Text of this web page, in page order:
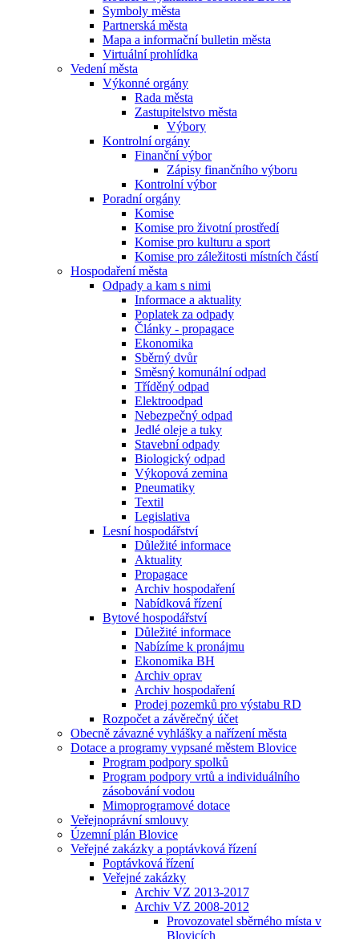
Symboly města
Partnerská města
Mapa a informační bulletin města
Virtuální prohlídka
Vedení města
Výkonné orgány
Rada města
Zastupitelstvo města
Výbory
Kontrolní orgány
Finanční výbor
Zápisy finančního výboru
Kontrolní výbor
Poradní orgány
Komise
Komise pro životní prostředí
Komise pro kulturu a sport
Komise pro záležitosti místních částí
Hospodaření města
Odpady a kam s nimi
Informace a aktuality
Poplatek za odpady
Články - propagace
Ekonomika
Sběrný dvůr
Směsný komunální odpad
Tříděný odpad
Elektroodpad
Nebezpečný odpad
Jedlé oleje a tuky
Stavební odpady
Biologický odpad
Výkopová zemina
Pneumatiky
Textil
Legislativa
Lesní hospodářství
Důležité informace
Aktuality
Propagace
Archiv hospodaření
Nabídková řízení
Bytové hospodářství
Důležité informace
Nabízíme k pronájmu
Ekonomika BH
Archiv oprav
Archiv hospodaření
Prodej pozemků pro výstabu RD
Rozpočet a závěrečný účet
Obecně závazné vyhlášky a nařízení města
Dotace a programy vypsané městem Blovice
Program podpory spolků
Program podpory vrtů a individuálního
zásobování vodou
Mimoprogramové dotace
Veřejnoprávní smlouvy
Územní plán Blovice
Veřejné zakázky a poptávková řízení
Poptávková řízení
Veřejné zakázky
Archiv VZ 2013-2017
Archiv VZ 2008-2012
Provozovatel sběrného místa v
Blovicích